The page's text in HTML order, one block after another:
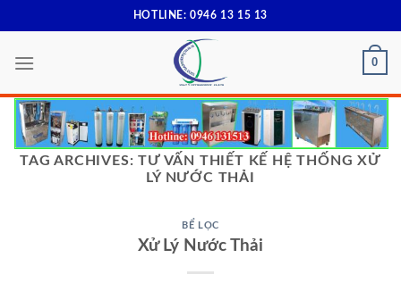
to
content
HOTLINE: 0946 13 15 13
0
TAG ARCHIVES:TƯ VẤN THIẾT KẾ HỆ THỐNG XỬ
LÝ NƯỚC THẢI
BỂ LỌC
Xử Lý Nước Thải